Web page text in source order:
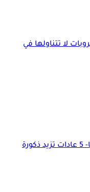
ضغط الدم- 3 مشروبات لا تتناولها في
رفع هرمون التستوستيرون طبيعيًا- 5 عادات تزيد ذكورة